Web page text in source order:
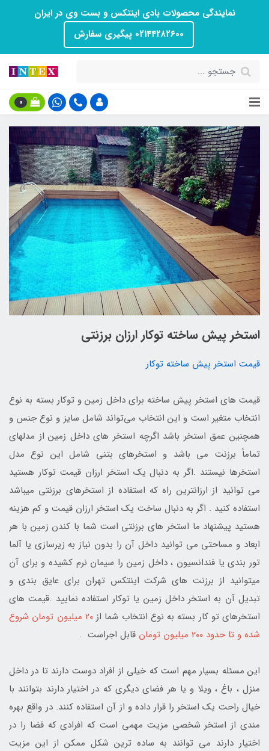
نمایندگی محصولات بادی اینتکس و بست وی در ایران
۰۲۱۴۴۲۸۲۶۰۰ پیگیری سفارش
0
استخر پیش ساخته توکار ارزان برزنتی
قیمت استخر پیش ساخته توکار
قیمت های استخر پیش ساخته برای داخل زمین و توکار بسته به نوع
انتخاب متغیر است و این انتخاب می‌تواند شامل سایز و نوع جنس و
همچنین عمق استخر باشد اگرچه استخر های داخل زمین از مدلهای
تماماً برزنت می باشد و استخرهای بتنی شامل این نوع مدل
استخرها نیستند .اگر به دنبال یک استخر ارزان قیمت توکار هستید
می توانید از ارزانترین راه که استفاده از استخرهای برزنتی میباشد
استفاده کنید . اگر به دنبال ساخت یک استخر ارزان قیمت و کم هزینه
هستید پیشنهاد ما استخر های برزنتی است شما با کندن زمین با هر
ابعاد و مساحتی می توانید داخل آن را بدون نیاز به زیرسازی یا آلما
تور بندی یا فندانسیون ، داخل زمین را سیمان نرم کشیده و برای آن
میتوانید از برزنت های شرکت اینتکس تهران برای عایق بندی و
تبدیل آن به استخر داخل زمین یا توکار استفاده نمایید .قیمت های
استخرهای تو کار بسته به نوع انتخاب شما از
۲۰ میلیون تومان شروع
شده و تا حدود ۲۰۰ میلیون تومان
قابل اجراست .
این مسئله بسیار مهم است که خیلی از افراد دوست دارند تا در داخل
منزل ، باغ ، ویلا و یا هر فضای دیگری که در اختیار دارند بتوانند با
خیال راحت یک استخر را قرار داده و از آن استفاده کنند. در واقع بهره
مندی از استخر شخصی مزیت مهمی است که افرادی که فضا را در
اختیار دارند می توانند به ساده ترین شکل ممکن از این مزیت